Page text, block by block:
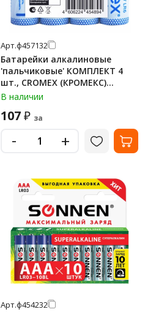
Арт.ф457132
Батарейки алкалиновые
'пальчиковые' КОМПЛЕКТ 4
шт., CROMEX (КРОМЕКС)
Alkaline, AA (LR6, 15A), спайка,
В наличии
107₽ за
- +
Арт.ф454232